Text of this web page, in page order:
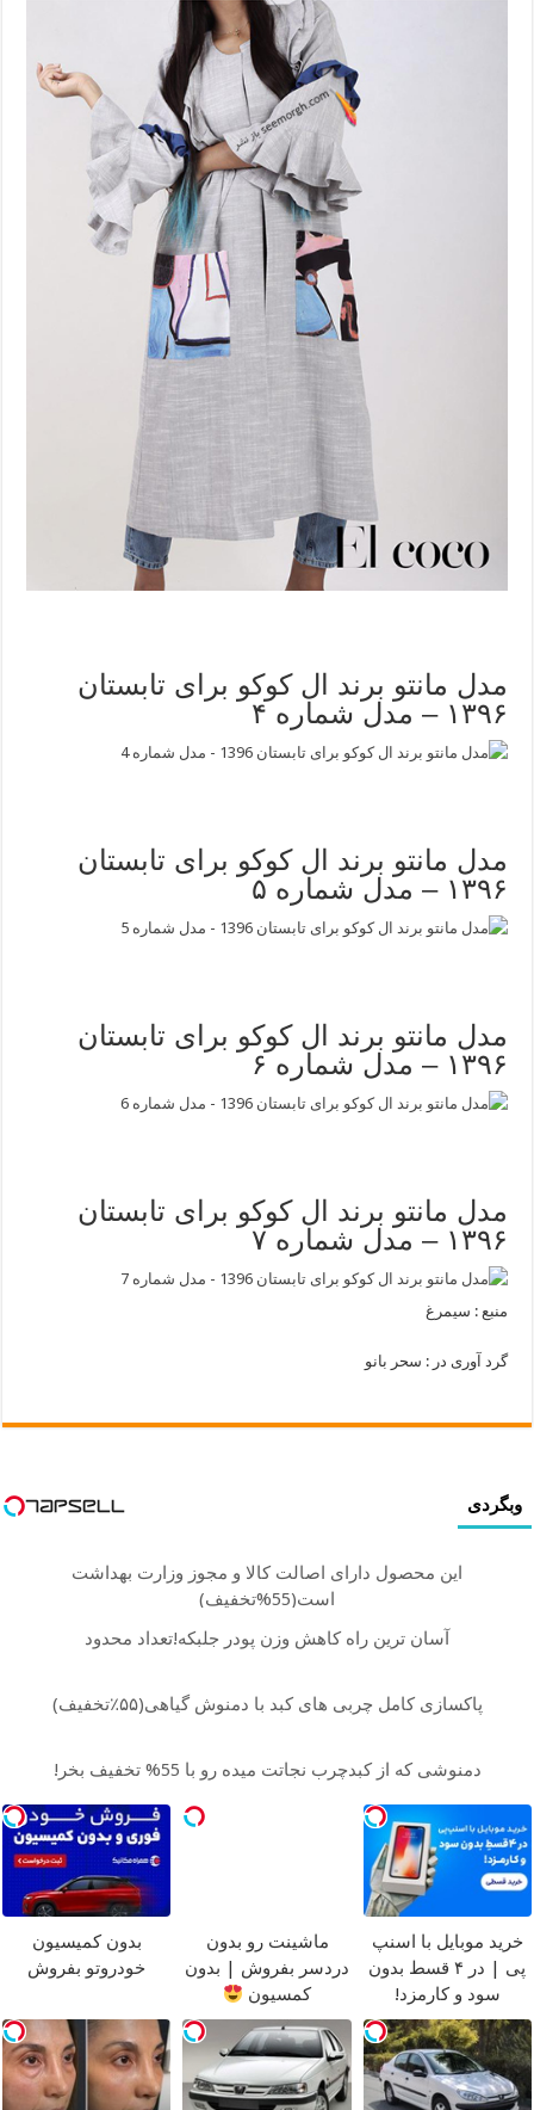
مدل مانتو برند ال کوکو برای تابستان
۱۳۹۶ – مدل شماره ۴
مدل مانتو برند ال کوکو برای تابستان
۱۳۹۶ – مدل شماره ۵
مدل مانتو برند ال کوکو برای تابستان
۱۳۹۶ – مدل شماره ۶
مدل مانتو برند ال کوکو برای تابستان
۱۳۹۶ – مدل شماره ۷
منبع : سیمرغ
گرد آوری در : سحر بانو
وبگردی
این محصول دارای اصالت کالا و مجوز وزارت بهداشت
است(55%تخفیف)
آسان ترین راه کاهش وزن پودر جلبکه!تعداد محدود
پاکسازی کامل چربی های کبد با دمنوش گیاهی(۵۵٪تخفیف)
دمنوشی که از کبدچرب نجاتت میده رو با 55% تخفیف بخر!
خرید موبایل با اسنپ
پی | در ۴ قسط بدون
سود و کارمزد!
ماشینت رو بدون
دردسر بفروش | بدون
کمسیون
بدون کمیسیون
خودروتو بفروش